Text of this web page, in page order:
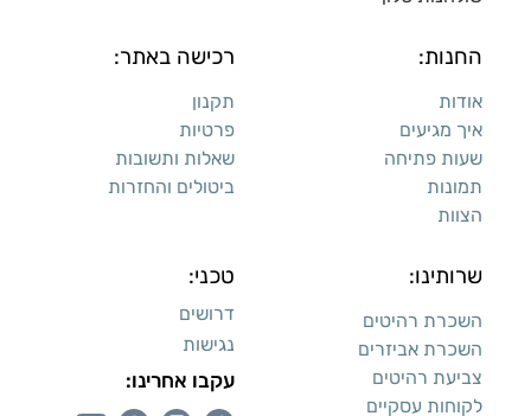
החנות:
אודות
איך מגיעים
שעות פתיחה
תמונות
הצוות
רכישה באתר:
תקנון
פרטיות
שאלות ותשובות
ביטולים והחזרות
שרותינו:
השכרת רהיטים
השכרת אביזרים
צביעת רהיטים
לקוחות עסקיים
טכני:
דרושים
נגישות
עקבו אחרינו: